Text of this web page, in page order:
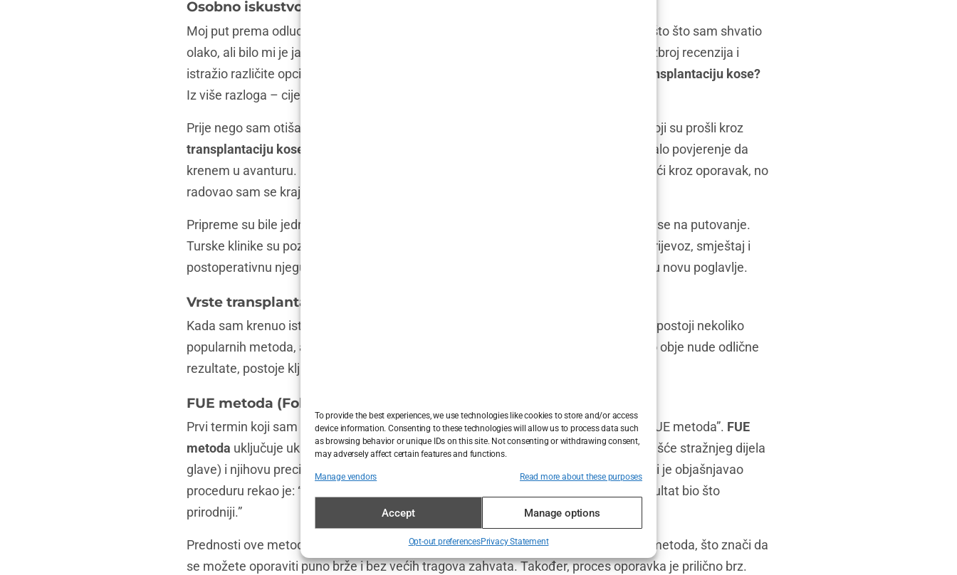
To provide the best experiences, we use technologies like cookies to store and/or access
device information. Consenting to these technologies will allow us to process data such
as browsing behavior or unique IDs on this site. Not consenting or withdrawing consent,
may adversely affect certain features and functions.
Manage vendors Read more about these purposes
Accept Manage options
Opt-out preferencesPrivacy Statement
Osobno iskustvo: Zašto sam odabrao Istanbul
Moj put prema odluci da odem u Istanbul nije bio jednostavan. Gubitak kose nije nešto što sam shvatio
olako, ali bilo mi je jasno da sam morao nešto poduzeti. Nakon što sam pročitao bezbroj recenzija i
istražio različite opcije, Istanbul je postao moj očigledan izbor.
Zašto Istanbul za transplantaciju kose?
Iz više razloga – cijena, kvaliteta usluge, i naravno, pozitivne recenzije pacijenata.
Prije nego sam otišao, proveo sam tjedne čitajući forume i razgovarajući s ljudima koji su prošli kroz
transplantaciju kose u Istanbulu
. I svi su mi govorili isto: “Nećeš zažaliti.” To mi je dalo povjerenje da
krenem u avanturu. Očekivanja su bila velika, ali bila su i realna. Znao sam da ću proći kroz oporavak, no
radovao sam se krajnjim rezultatima.
Pripreme su bile jednostavne – kontaktirao sam kliniku, dogovorio termin i usmjerio se na putovanje.
Turske klinike su poznate po tome da pružaju sveobuhvatnu uslugu koja uključuje prijevoz, smještaj i
postoperativnu njegu. Sve što sam trebao učiniti bilo je sjesti u avion i započeti svoju novu poglavlje.
Vrste transplantacije kose: Što možete očekivati?
Kada sam krenuo istraživati
, shvatio sam da postoji nekoliko
popularnih metoda, ali dvije su se posebno izdvojile:
. Iako obje nude odlične
rezultate, postoje ključne razlike koje mogu utjecati na konačni izbor.
FUE metoda (Follicular Unit Extraction)
Prvi termin koji sam čuo kad sam se počeo raspitivati o transplantaciji kose bio je “FUE metoda”. FUE
metoda uključuje uklanjanje pojedinačnih folikula dlake s donorskog područja (najčešće stražnjeg dijela
glave) i njihovu preciznu ugradnju na mjesta gdje je kosa prorijeđena. Liječnik koji mi je objašnjavao
proceduru rekao je: “Svaki folikul pažljivo se izvadi, a zatim se implantira kako bi rezultat bio što
prirodniji.”
Prednosti ove metode su mnogobrojne. Prvo, nema velikih ožiljaka kao kod starijih metoda, što znači da
se možete oporaviti puno brže i bez većih tragova zahvata. Također, proces oporavka je prilično brz.